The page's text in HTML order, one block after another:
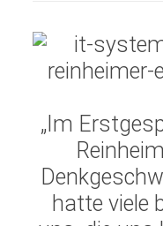
„Im
hatte viele